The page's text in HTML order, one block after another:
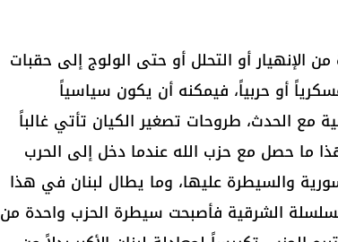
أو التحلل أو حتى الولوج إلى حقبات
أو حربياً، فيمكنه أن يكون سياسياً
مع الحدث، طروحات تصغير الكيان تأتي غالباً
ما حصل مع حزب الله عندما دخل إلى الحرب
والسيطرة عليها، وما يطال لبنان في هذا
الشرقية فأصبحت سيطرة الحزب واحدة من